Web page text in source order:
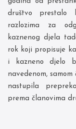
društvo prestalo
razlozima za
kaznenog djela
rok koji propisuje
i kazneno djelo
navedenom,
nastupila
prema članovima